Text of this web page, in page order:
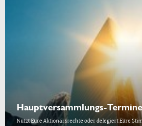
Hauptversammlungs-Termine
Nutzt Eure Aktionärsrechte oder delegiert Eure